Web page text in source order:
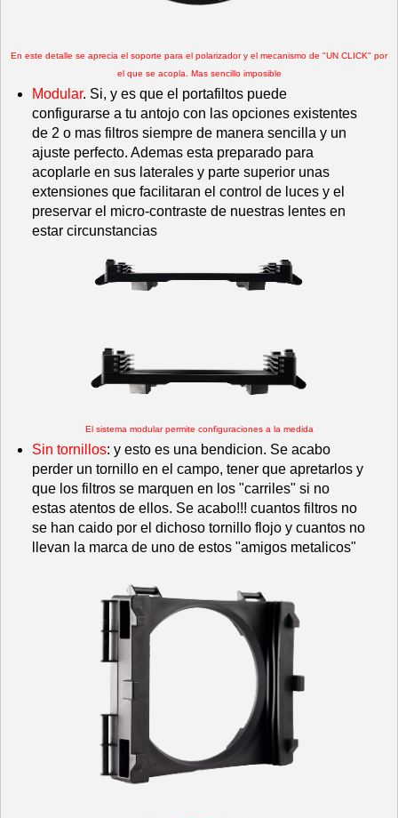
En este detalle se aprecia el soporte para el polarizador y el mecanismo de "UN CLICK" por
el que se acopla. Mas sencillo imposible
Modular. Si, y es que el portafiltos puede
configurarse a tu antojo con las opciones existentes
de 2 o mas filtros siempre de manera sencilla y un
ajuste perfecto. Ademas esta preparado para
acoplarle en sus laterales y parte superior unas
extensiones que facilitaran el control de luces y el
preservar el micro-contraste de nuestras lentes en
estar circunstancias
El sistema modular permite configuraciones a la medida
Sin tornillos: y esto es una bendicion. Se acabo
perder un tornillo en el campo, tener que apretarlos y
que los filtros se marquen en los "carriles" si no
estas atentos de ellos. Se acabo!!! cuantos filtros no
se han caido por el dichoso tornillo flojo y cuantos no
llevan la marca de uno de estos "amigos metalicos"